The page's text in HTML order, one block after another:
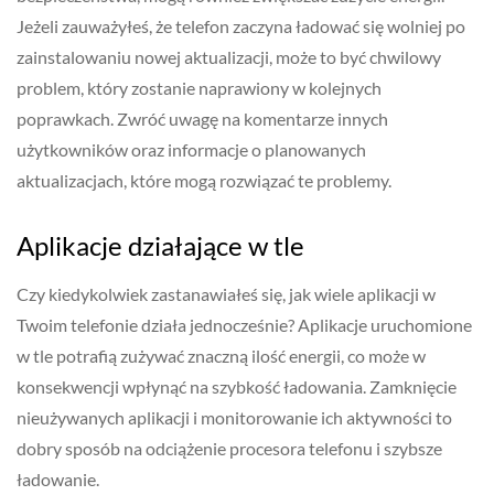
Jeżeli zauważyłeś, że telefon zaczyna ładować się wolniej po
zainstalowaniu nowej aktualizacji, może to być chwilowy
problem, który zostanie naprawiony w kolejnych
poprawkach. Zwróć uwagę na komentarze innych
użytkowników oraz informacje o planowanych
aktualizacjach, które mogą rozwiązać te problemy.
Aplikacje działające w tle
Czy kiedykolwiek zastanawiałeś się, jak wiele aplikacji w
Twoim telefonie działa jednocześnie? Aplikacje uruchomione
w tle potrafią zużywać znaczną ilość energii, co może w
konsekwencji wpłynąć na szybkość ładowania. Zamknięcie
nieużywanych aplikacji i monitorowanie ich aktywności to
dobry sposób na odciążenie procesora telefonu i szybsze
ładowanie.